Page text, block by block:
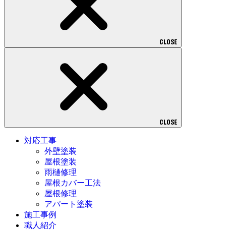
CLOSE
CLOSE
対応工事
外壁塗装
屋根塗装
雨樋修理
屋根カバー工法
屋根修理
アパート塗装
施工事例
職人紹介